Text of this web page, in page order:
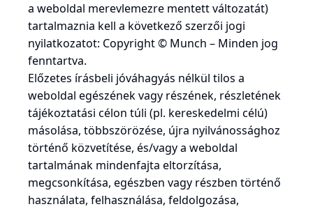
a weboldal merevlemezre mentett változatát)
tartalmaznia kell a következő szerzői jogi
nyilatkozatot: Copyright © Munch – Minden jog
fenntartva.
Előzetes írásbeli jóváhagyás nélkül tilos a
weboldal egészének vagy részének, részletének
tájékoztatási célon túli (pl. kereskedelmi célú)
másolása, többszörözése, újra nyilvánossághoz
történő közvetítése, és/vagy a weboldal
tartalmának mindenfajta eltorzítása,
megcsonkítása, egészben vagy részben történő
használata, felhasználása, feldolgozása,